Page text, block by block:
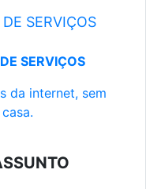
SERVIÇOS
SERVIÇOS
da internet, sem